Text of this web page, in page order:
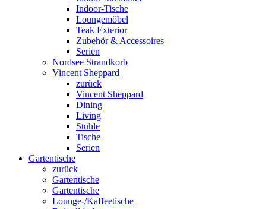
Indoor-Tische
Loungemöbel
Teak Exterior
Zubehör & Accessoires
Serien
Nordsee Strandkorb
Vincent Sheppard
zurück
Vincent Sheppard
Dining
Living
Stühle
Tische
Serien
Gartentische
zurück
Gartentische
Gartentische
Lounge-/Kaffeetische